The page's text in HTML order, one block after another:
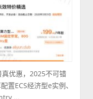
优惠，2025不可错
置ECS经济型e实例、
...